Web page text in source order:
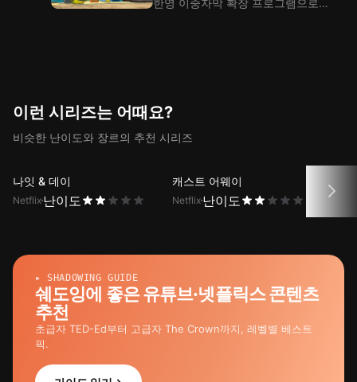
한영 이중자막 확장 프로그램으로
이런 시리즈는 어때요?
비슷한 난이도와 장르의 추천 시리즈
나잇 & 데이
Netflix 난이도
캐스트 어웨이
Netflix 난이도
▸ SHADOWING GUIDE
쉐도잉에 좋은 유튜브·넷플릭스 콘텐츠
추천
초급자 TED-Ed부터 고급자 The Crown까지, 레벨별 베스트
픽.